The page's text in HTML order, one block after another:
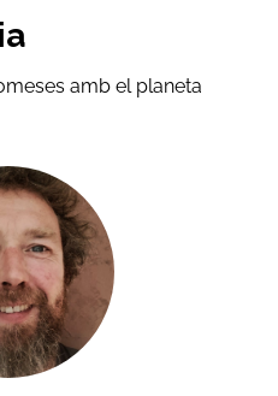
a més de pels
Senc gran
que xicotetes
condicions pels
impactes reals i
natura. Que el
siga més
hem rebut.”
amb el planeta